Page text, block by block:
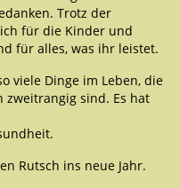
Trotz der
für die Kinder und
für alles, was ihr leistet.
viele Dinge im Leben, die
sind. Es hat
Rutsch ins neue Jahr.